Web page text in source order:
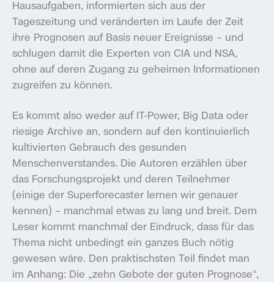
Hausaufgaben, informierten sich aus der
Tageszeitung und veränderten im Laufe der Zeit
ihre Prognosen auf Basis neuer Ereignisse – und
schlugen damit die Experten von CIA und NSA,
ohne auf deren Zugang zu geheimen Informationen
zugreifen zu können.
Es kommt also weder auf IT-Power, Big Data oder
riesige Archive an, sondern auf den kontinuierlich
kultivierten Gebrauch des gesunden
Menschenverstandes. Die Autoren erzählen über
das Forschungsprojekt und deren Teilnehmer
(einige der Superforecaster lernen wir genauer
kennen) – manchmal etwas zu lang und breit. Dem
Leser kommt manchmal der Eindruck, dass für das
Thema nicht unbedingt ein ganzes Buch nötig
gewesen wäre. Den praktischsten Teil findet man
im Anhang: Die „zehn Gebote der guten Prognose“,